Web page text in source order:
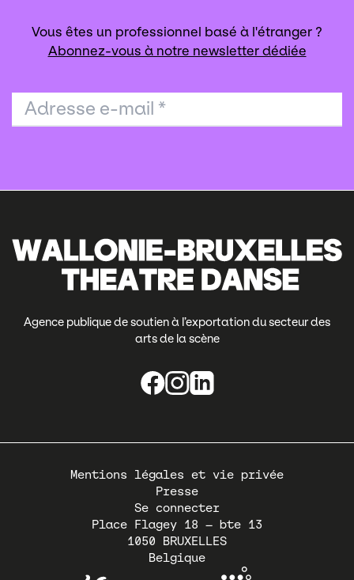
Vous êtes un professionnel basé à l'étranger ?
Abonnez-vous à notre newsletter dédiée
Adresse e-mail *
Agence publique de soutien à l’exportation du secteur des
arts de la scène
Pied
Mentions légales et vie privée
Presse
Se connecter
Place Flagey 18 – bte 13
1050
BRUXELLES
Belgique